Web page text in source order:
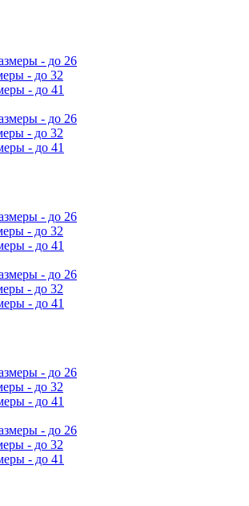
- до 26
- до 32
- до 41
- до 26
- до 32
- до 41
- до 26
- до 32
- до 41
- до 26
- до 32
- до 41
- до 26
- до 32
- до 41
- до 26
- до 32
- до 41